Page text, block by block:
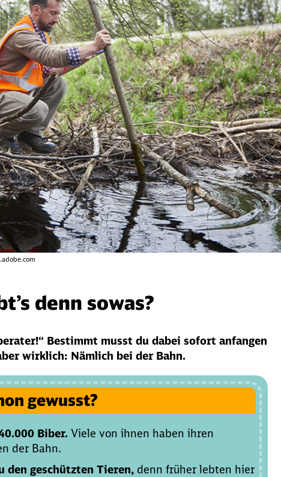
denn sowas?
Bestimmt musst du dabei sofort anfangen
wirklich: Nämlich bei der Bahn.
gewusst?
Biber. Viele von ihnen haben ihren
der Bahn.
den geschützten Tieren, denn früher lebten hier